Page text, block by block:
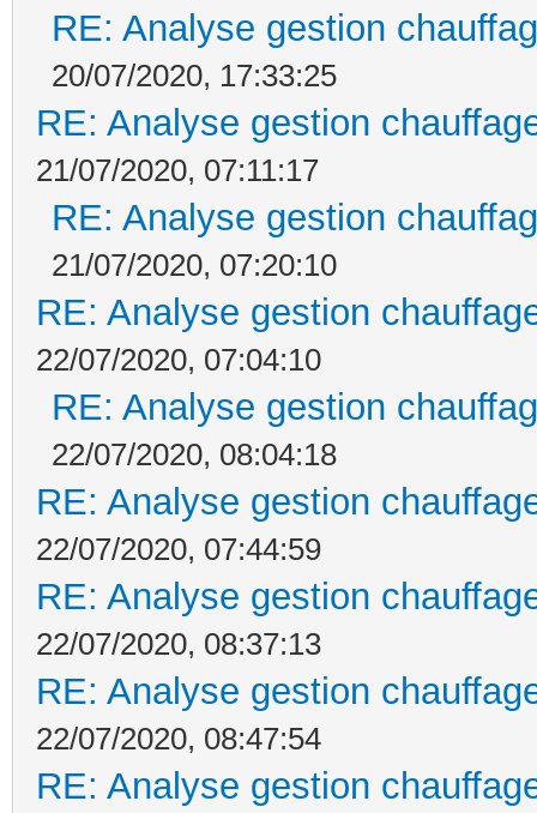
RE: Analyse gestion
20/07/2020, 17:33:25
RE: Analyse gestion
21/07/2020, 07:11:17
RE: Analyse gestion
21/07/2020, 07:20:10
RE: Analyse gestion
22/07/2020, 07:04:10
RE: Analyse gestion
22/07/2020, 08:04:18
RE: Analyse gestion
22/07/2020, 07:44:59
RE: Analyse gestion
22/07/2020, 08:37:13
RE: Analyse gestion
22/07/2020, 08:47:54
RE: Analyse gestion